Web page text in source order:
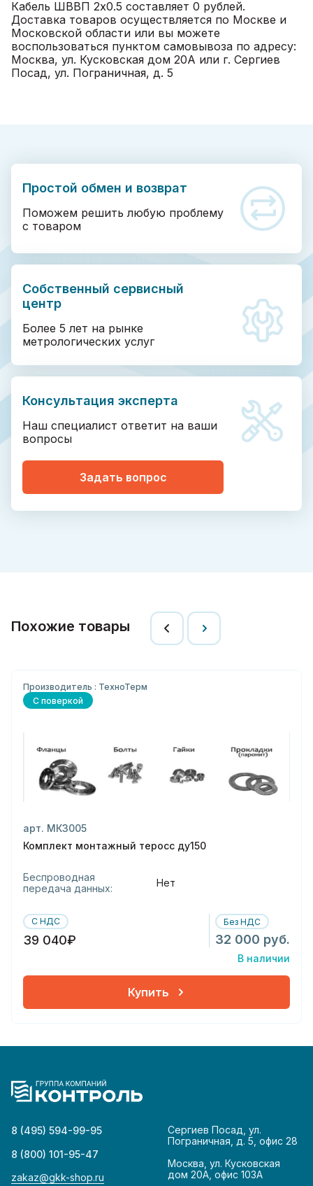
Кабель ШВВП 2х0.5 составляет 0 рублей.
Доставка товаров осуществляется по Москве и
Московской области или вы можете
воспользоваться пунктом самовывоза по адресу:
Москва, ул. Кусковская дом 20А или г. Сергиев
Посад, ул. Пограничная, д. 5
Простой обмен и возврат
Поможем решить любую проблему
с товаром
Собственный сервисный
центр
Более 5 лет на рынке
метрологических услуг
Консультация эксперта
Наш специалист ответит на ваши
вопросы
Задать вопрос
Похожие товары
Производитель : ТехноТерм
С поверкой
арт. МК3005
Комплект монтажный теросс ду150
Беспроводная
передача данных:
Нет
С НДС
39 040₽
Без НДС
32 000 руб.
В наличии
Купить
8 (495) 594-99-95
8 (800) 101-95-47
zakaz@gkk-shop.ru
Сергиев Посад, ул.
Пограничная, д. 5, офис 28
Москва, ул. Кусковская
дом 20А, офис 103А